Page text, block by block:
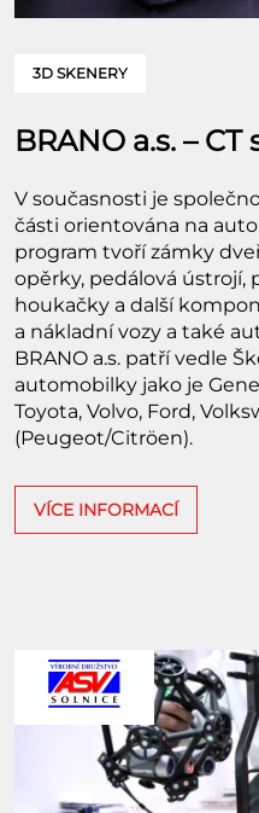
3D SKENERY
BRANO a.s. –
V současnosti je
části orientována na
program tvoří zámky
opěrky, pedálová ústrojí,
houkačky a další
a nákladní vozy a také
BRANO a.s. patří vedle
automobilky jako je
Toyota, Volvo, Ford,
(Peugeot/Citröen).
VÍCE INFORMACÍ